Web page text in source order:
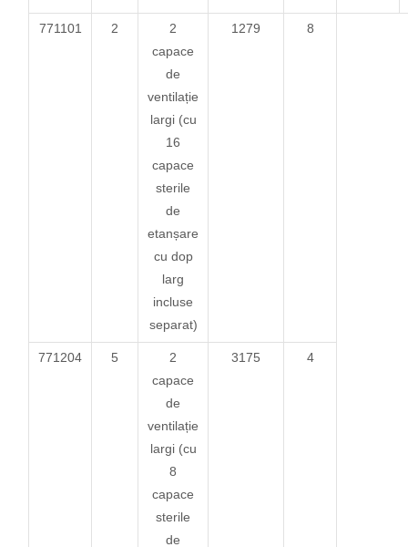
771101 2
2
capace
de
ventilație
largi (cu
16
capace
sterile
de
etanșare
cu dop
larg
incluse
separat)
1279 8
771204 5
2
capace
de
ventilație
largi (cu
8
capace
sterile
de
3175 4